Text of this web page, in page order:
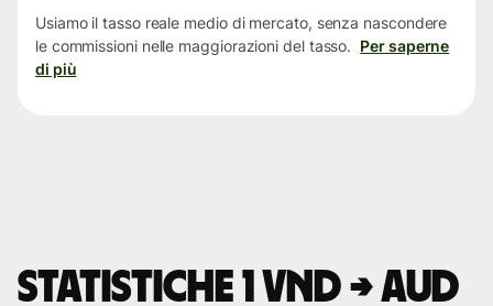
Usiamo il tasso reale medio di mercato, senza nascondere
le commissioni nelle maggiorazioni del tasso. Per saperne
di più
Statistiche 1 VND → AUD